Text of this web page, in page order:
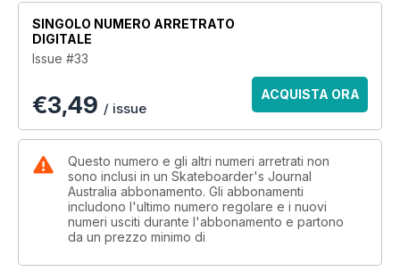
SINGOLO NUMERO ARRETRATO
DIGITALE
Issue #33
€3,49 / issue
ACQUISTA ORA
Questo numero e gli altri numeri arretrati non
sono inclusi in un Skateboarder's Journal
Australia abbonamento. Gli abbonamenti
includono l'ultimo numero regolare e i nuovi
numeri usciti durante l'abbonamento e partono
da un prezzo minimo di